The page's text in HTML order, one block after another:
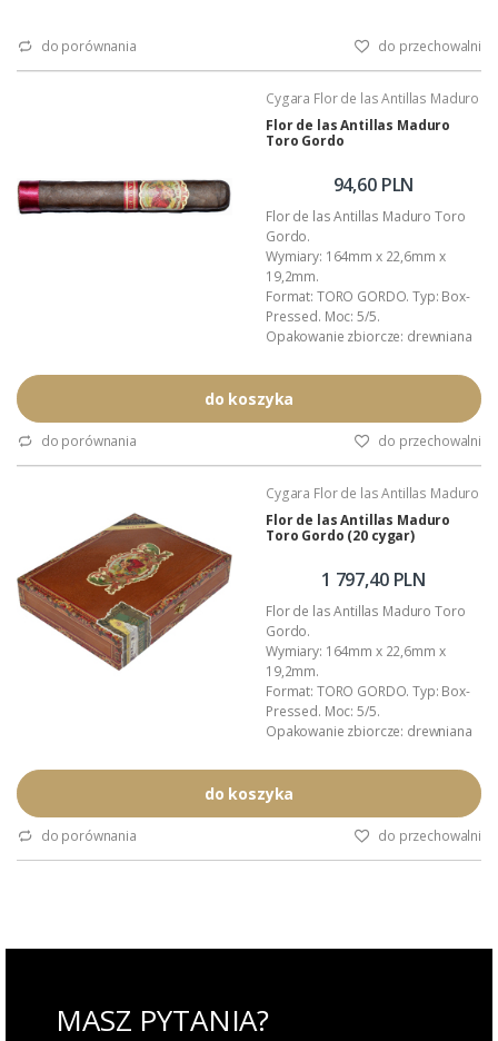
Podana wartość to: cena za 20
cygar w ozdobnym pudełku.
(pełen opis znajdziesz tutaj ...)
do porównania do przechowalni
Cygara Flor de las Antillas Maduro
Flor de las Antillas Maduro
Toro Gordo
94,60 PLN
Flor de las Antillas Maduro Toro
Gordo.
Wymiary: 164mm x 22,6mm x
19,2mm.
Format: TORO GORDO. Typ: Box-
Pressed. Moc: 5/5.
Opakowanie zbiorcze: drewniana
Kraj pochodzenia: Nikaragua.
Wykonanie: całkowicie ręczne.
Podana wartość to: cena za jedno
cygaro w foliowej koszulce.
do koszyka
do porównania do przechowalni
Cygara Flor de las Antillas Maduro
Flor de las Antillas Maduro
Toro Gordo (20 cygar)
1 797,40 PLN
Flor de las Antillas Maduro Toro
Gordo.
Wymiary: 164mm x 22,6mm x
19,2mm.
Format: TORO GORDO. Typ: Box-
Pressed. Moc: 5/5.
Opakowanie zbiorcze: drewniana
Kraj pochodzenia: Nikaragua.
Wykonanie: całkowicie ręczne.
cygar w ozdobnym pudełku.
do koszyka
do porównania do przechowalni
MASZ PYTANIA?